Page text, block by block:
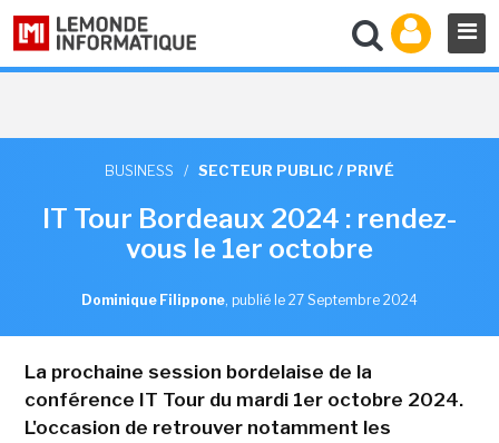
BUSINESS / SECTEUR PUBLIC / PRIVÉ
IT Tour Bordeaux 2024 : rendez-
vous le 1er octobre
Dominique Filippone, publié le 27 Septembre 2024
La prochaine session bordelaise de la
conférence IT Tour du mardi 1er octobre 2024.
L'occasion de retrouver notamment les